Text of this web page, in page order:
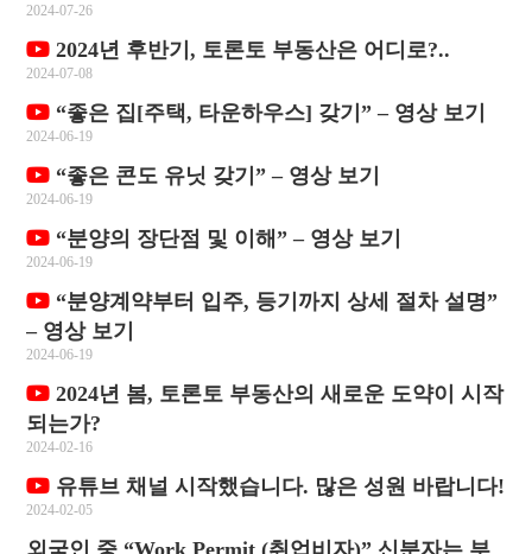
2024-07-26
2024년 후반기, 토론토 부동산은 어디로?..
2024-07-08
“좋은 집[주택, 타운하우스] 갖기” – 영상 보기
2024-06-19
“좋은 콘도 유닛 갖기” – 영상 보기
2024-06-19
“분양의 장단점 및 이해” – 영상 보기
2024-06-19
“분양계약부터 입주, 등기까지 상세 절차 설명”
– 영상 보기
2024-06-19
2024년 봄, 토론토 부동산의 새로운 도약이 시작
되는가?
2024-02-16
유튜브 채널 시작했습니다. 많은 성원 바랍니다!
2024-02-05
외국인 중 “Work Permit (취업비자)” 신분자는 부